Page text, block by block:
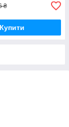
₴
Купити